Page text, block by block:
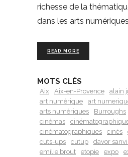
richesse de la
dans les arts
READ MORE
MOTS CLÉS
Aix Aix-en-Provence alain
art numérique
art
arts numériques
Burroughs
cinémas
cinématographiques
cinés
cuts-ups
cutup davor
emilie brout
etopie expo